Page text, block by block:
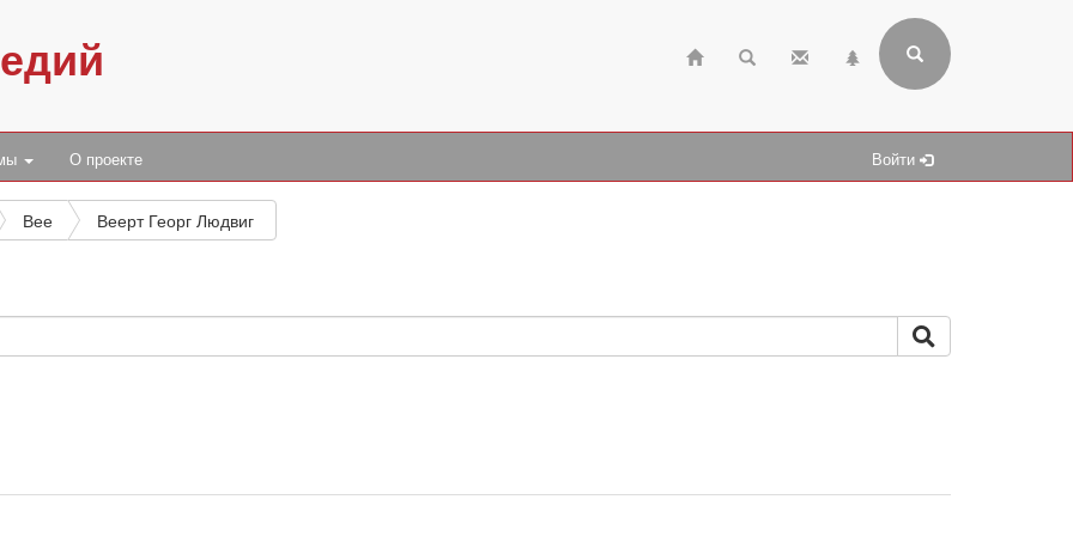
О проекте Войти
Вее Веерт Георг Людвиг